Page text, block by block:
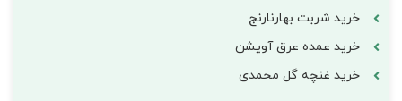
خرید شربت بهارنارنج
خرید عمده عرق آویشن
خرید غنچه گل محمدی